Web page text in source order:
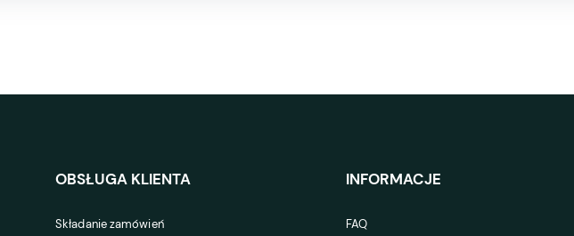
OBSŁUGA KLIENTA
Składanie zamówień
INFORMACJE
FAQ